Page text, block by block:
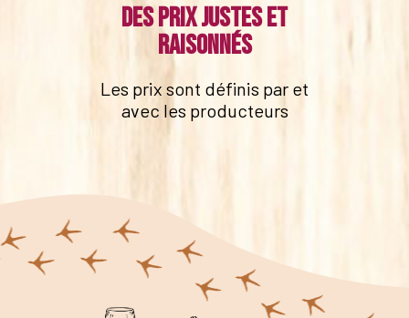
Des prix justes et
raisonnés
Les prix sont définis par et
avec les producteurs